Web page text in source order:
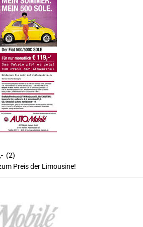
(2)
Preis der Limousine!